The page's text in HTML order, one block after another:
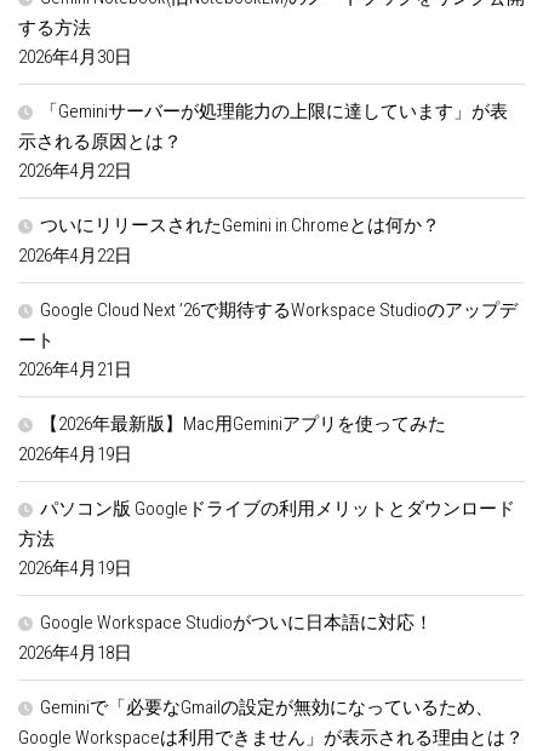
する方法
2026年4月30日
「Geminiサーバーが処理能力の上限に達しています」が表
示される原因とは？
2026年4月22日
ついにリリースされたGemini in Chromeとは何か？
2026年4月22日
Google Cloud Next ’26で期待するWorkspace Studioのアップデ
ート
2026年4月21日
【2026年最新版】Mac用Geminiアプリを使ってみた
2026年4月19日
パソコン版 Googleドライブの利用メリットとダウンロード
方法
2026年4月19日
Google Workspace Studioがついに日本語に対応！
2026年4月18日
Geminiで「必要なGmailの設定が無効になっているため、
Google Workspaceは利用できません」が表示される理由とは？